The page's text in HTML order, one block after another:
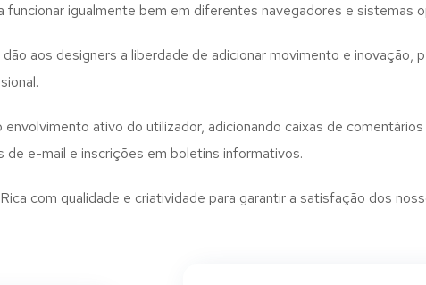
funcionar igualmente bem em diferentes navegadores e sistemas
aos designers a liberdade de adicionar movimento e inovação,
ativo do utilizador, adicionando caixas de
e-mail e inscrições em boletins informativos.
com qualidade e criatividade para garantir a satisfação dos